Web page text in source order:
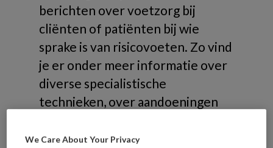
berichten over voetzorg bij
cliënten of patiënten bij wie
sprake is van risicovoeten. Zo vind
je er onder meer informatie over
diverse specialistische
technieken, over aandoeningen
risicovoeten of samenwerking in
We Care About Your Privacy